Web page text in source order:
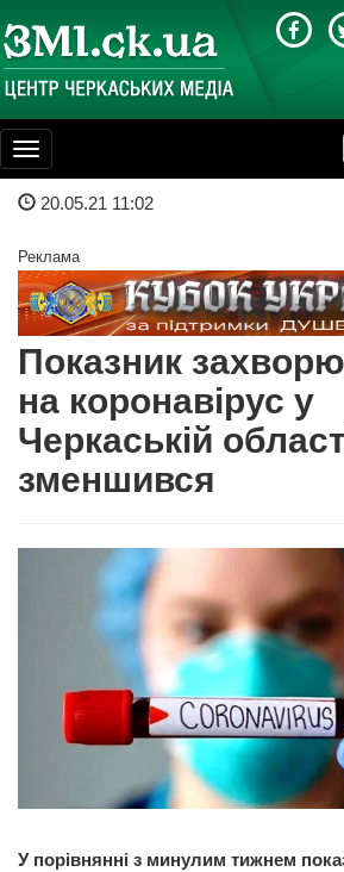
Toggle
navigation
20.05.21 11:02
Реклама
Показник
на коронавірус у
Черкаській
зменшився
У порівнянні з минулим тижнем